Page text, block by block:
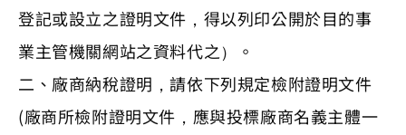
登記或設立之證明文件，得以列印公開於目的事
業主管機關網站之資料代之）。
二、廠商納稅證明，請依下列規定檢附證明文件
(廠商所檢附證明文件，應與投標廠商名義主體一